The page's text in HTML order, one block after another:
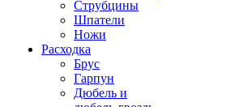
Струбцины
Шпатели
Ножи
Расходка
Брус
Гарпун
Дюбель и